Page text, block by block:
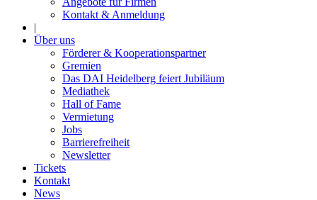
Kontakt & Anmeldung
|
Über uns
Förderer & Kooperationspartner
Gremien
Das DAI Heidelberg feiert Jubiläum
Mediathek
Hall of Fame
Vermietung
Jobs
Barrierefreiheit
Newsletter
Tickets
Kontakt
News